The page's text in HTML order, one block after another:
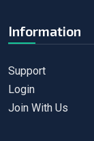
Information
Support
Login
Join With Us